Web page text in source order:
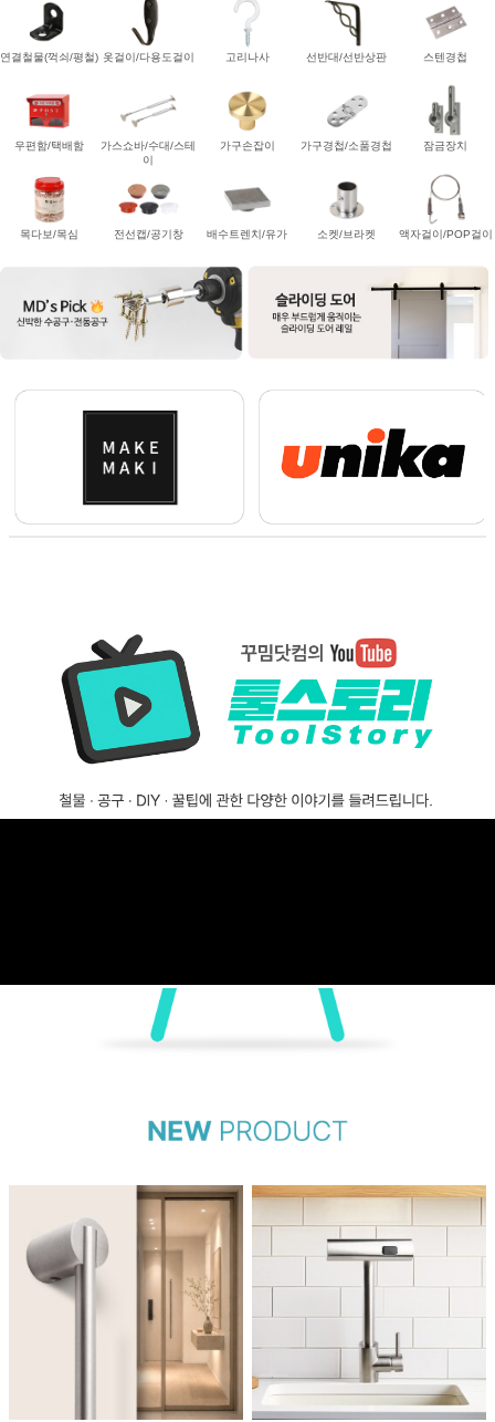
연결철물(꺽쇠/평철) 옷걸이/다용도걸이 고리나사 선반대/선반상판 스텐경첩
우편함/택배함
가스쇼바/수대/스테
이
가구손잡이 가구경첩/소품경첩 잠금장치
목다보/목심 전선캡/공기창 배수트렌치/유가 소켓/브라켓 액자걸이/POP걸이